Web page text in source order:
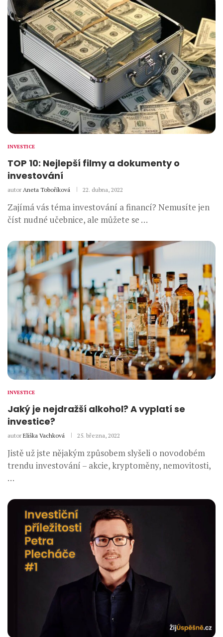
INVESTICE
TOP 10: Nejlepší filmy a dokumenty o
investování
autor Aneta Toboříková 22. dubna, 2022
Zajímá vás téma investování a financí? Nemusíte jen
číst nudné učebnice, ale můžete se …
INVESTICE
Jaký je nejdražší alkohol? A vyplatí se
investice?
autor Eliška Vachková 25. března, 2022
Jistě už jste nějakým způsobem slyšeli o novodobém
trendu investování – akcie, kryptoměny, nemovitosti,
…